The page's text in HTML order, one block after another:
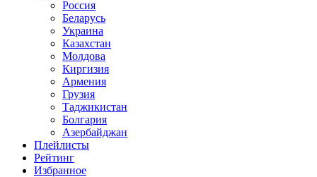
Россия
Беларусь
Украина
Казахстан
Молдова
Киргизия
Армения
Грузия
Таджикистан
Болгария
Азербайджан
Плейлисты
Рейтинг
Избранное